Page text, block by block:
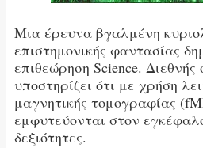
Μια έρευνα βγαλμένη
επιστημονικής φαντασίας
επιθεώρηση Science.
υποστηρίζει ότι με χρήση
μαγνητικής τομογραφίας
εμφυτεύονται στον
δεξιότητες.